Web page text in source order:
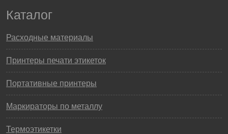
Каталог
Расходные материалы
Принтеры печати этикеток
Портативные принтеры
Маркираторы по металлу
Термоэтикетки